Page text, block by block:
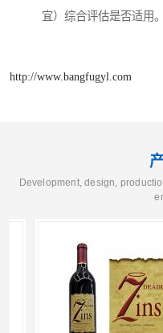
宜）综合评估是否适用。
http://www.bangfugyl.com
Development, design,